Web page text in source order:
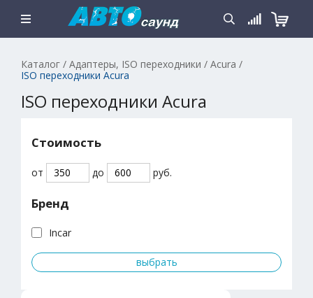
Каталог / Адаптеры, ISO переходники / Acura /
ISO переходники Acura
ISO переходники Acura
Стоимость
от до руб.
Бренд
Incar